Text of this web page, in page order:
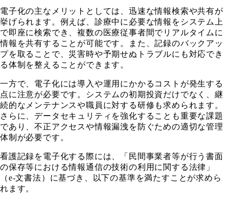
電子化の主なメリットとしては、迅速な情報検索や共有が
挙げられます。例えば、診療中に必要な情報をシステム上
で即座に検索でき、複数の医療従事者間でリアルタイムに
情報を共有することが可能です。また、記録のバックアッ
プを取ることで、災害時や予期せぬトラブルにも対応でき
る体制を整えることができます。
一方で、電子化には導入や運用にかかるコストが発生する
点に注意が必要です。システムの初期投資だけでなく、継
続的なメンテナンスや職員に対する研修も求められます。
さらに、データセキュリティを強化することも重要な課題
であり、不正アクセスや情報漏洩を防ぐための適切な管理
体制が必要です。
看護記録を電子化する際には、「民間事業者等が行う書面
の保存等における情報通信の技術の利用に関する法律」
（e-文書法）に基づき、以下の基準を満たすことが求めら
れます。